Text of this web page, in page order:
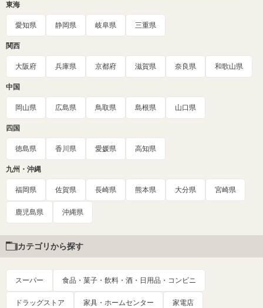
東海
愛知県 静岡県 岐阜県 三重県
関西
大阪府 兵庫県 京都府 滋賀県 奈良県 和歌山県
中国
岡山県 広島県 鳥取県 島根県 山口県
四国
徳島県 香川県 愛媛県 高知県
九州・沖縄
福岡県 佐賀県 長崎県 熊本県 大分県 宮崎県
鹿児島県 沖縄県
カテゴリから探す
スーパー 食品・菓子・飲料・酒・日用品・コンビニ
ドラッグストア 家具・ホームセンター 家電店